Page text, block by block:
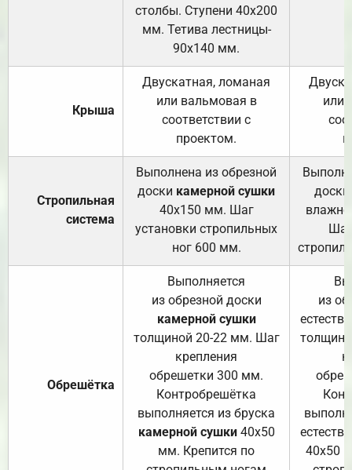
столбы. Ступени 40х200
мм. Тетива лестницы-
90х140 мм.
Крыша
Двускатная, ломаная
или вальмовая в
соответствии с
проектом.
или
Стропильная
система
Выполнена из обрезной
доски камерной сушки
40х150 мм. Шаг
установки стропильных
ног 600 мм.
доски
Обрешётка
Выполняется
из обрезной доски
камерной сушки
толщиной 20-22 мм. Шаг
крепления
обрешетки 300 мм.
Контробрешётка
выполняется из бруска
камерной сушки40х50
мм. Крепится по
из
40х50